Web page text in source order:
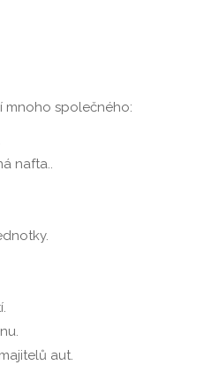
mnoho společného:
nafta..
aut.